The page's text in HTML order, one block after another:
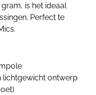
is het ideaal
Perfect te
lichtgewicht ontwerp